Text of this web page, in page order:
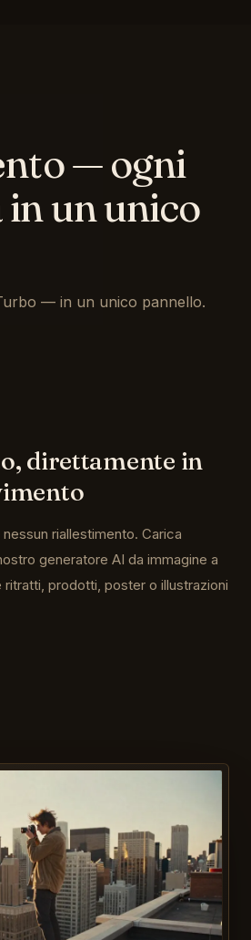
— ogni
un unico
— in un unico pannello.
direttamente in
riallestimento. Carica
generatore AI da immagine a
prodotti, poster o illustrazioni